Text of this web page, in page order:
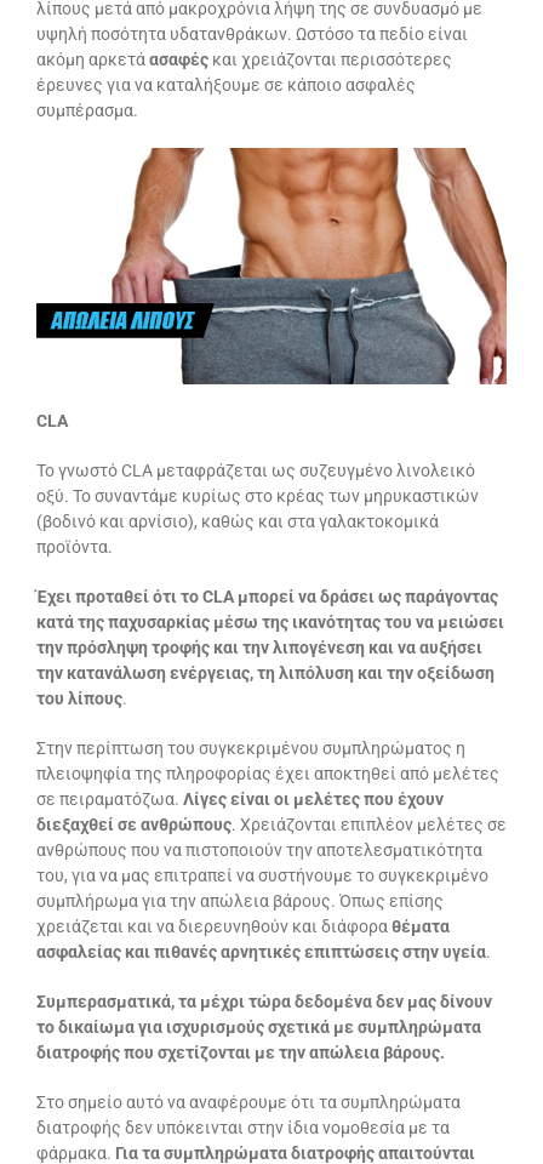
λίπους μετά από μακροχρόνια λήψη της σε συνδυασμό με
υψηλή ποσότητα υδατανθράκων. Ωστόσο τα πεδίο είναι
ακόμη αρκετάασαφές και χρειάζονται περισσότερες
έρευνες για να καταλήξουμε σε κάποιο ασφαλές
συμπέρασμα.
CLA
Το γνωστό CLA μεταφράζεται ως συζευγμένο λινολεικό
οξύ. Το συναντάμε κυρίως στο κρέας των μηρυκαστικών
(βοδινό και αρνίσιο), καθώς και στα γαλακτοκομικά
προϊόντα.
Έχει προταθεί ότι το CLA μπορεί να δράσει ως παράγοντας
κατά της παχυσαρκίας μέσω της ικανότητας του να μειώσει
την πρόσληψη τροφής και την λιπογένεση και να αυξήσει
την κατανάλωση ενέργειας, τη λιπόλυση και την οξείδωση
του λίπους.
Στην περίπτωση του συγκεκριμένου συμπληρώματος η
πλειοψηφία της πληροφορίας έχει αποκτηθεί από μελέτες
σε πειραματόζωα. Λίγες είναι οι μελέτες που έχουν
διεξαχθεί σε ανθρώπους. Χρειάζονται επιπλέον μελέτες σε
ανθρώπους που να πιστοποιούν την αποτελεσματικότητα
του, για να μας επιτραπεί να συστήνουμε το συγκεκριμένο
συμπλήρωμα για την απώλεια βάρους. Όπως επίσης
χρειάζεται και να διερευνηθούν και διάφορα θέματα
ασφαλείας και πιθανές αρνητικές επιπτώσεις στην υγεία.
Συμπερασματικά, τα μέχρι τώρα δεδομένα δεν μας δίνουν
το δικαίωμα για ισχυρισμούς σχετικά με συμπληρώματα
διατροφής που σχετίζονται με την απώλεια βάρους.
Στο σημείο αυτό να αναφέρουμε ότι τα συμπληρώματα
διατροφής δεν υπόκεινται στην ίδια νομοθεσία με τα
φάρμακα. Για τα συμπληρώματα διατροφής απαιτούνται